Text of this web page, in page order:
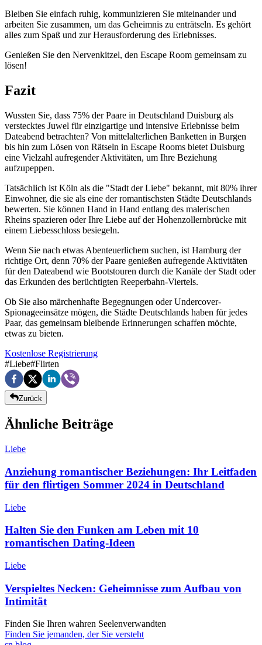
Bleiben Sie einfach ruhig, kommunizieren Sie miteinander und
arbeiten Sie zusammen, um das Geheimnis zu enträtseln. Es gehört
alles zum Spaß und zur Herausforderung des Erlebnisses.
Genießen Sie den Nervenkitzel, den Escape Room gemeinsam zu
lösen!
Fazit
Wussten Sie, dass 75% der Paare in Deutschland Duisburg als
verstecktes Juwel für einzigartige und intensive Erlebnisse beim
Dateabend betrachten? Von mittelalterlichen Banketten in Burgen
bis hin zum Lösen von Rätseln in Escape Rooms bietet Duisburg
eine Vielzahl aufregender Aktivitäten, um Ihre Beziehung
aufzupeppen.
Tatsächlich ist Köln als die "Stadt der Liebe" bekannt, mit 80% ihrer
Einwohner, die sie als eine der romantischsten Städte Deutschlands
bewerten. Sie können Hand in Hand entlang des malerischen
Rheins spazieren oder Ihre Liebe auf der Hohenzollernbrücke mit
einem Liebesschloss besiegeln.
Wenn Sie nach etwas Abenteuerlichem suchen, ist Hamburg der
richtige Ort, denn 70% der Paare genießen aufregende Aktivitäten
für den Dateabend wie Bootstouren durch die Kanäle der Stadt oder
das Erkunden des berüchtigten Reeperbahn-Viertels.
Ob Sie also märchenhafte Begegnungen oder Undercover-
Spionageeinsätze mögen, die Städte Deutschlands haben für jedes
Paar, das gemeinsam bleibende Erinnerungen schaffen möchte,
etwas zu bieten.
Kostenlose Registrierung
#Liebe#Flirten
Zurück
Ähnliche Beiträge
Liebe
Anziehung romantischer Beziehungen: Ihr Leitfaden
für den flirtigen Sommer 2024 in Deutschland
Liebe
Halten Sie den Funken am Leben mit 10
romantischen Dating-Ideen
Liebe
Verspieltes Necken: Geheimnisse zum Aufbau von
Intimität
Finden Sie Ihren wahren Seelenverwandten
Finden Sie jemanden, der Sie versteht